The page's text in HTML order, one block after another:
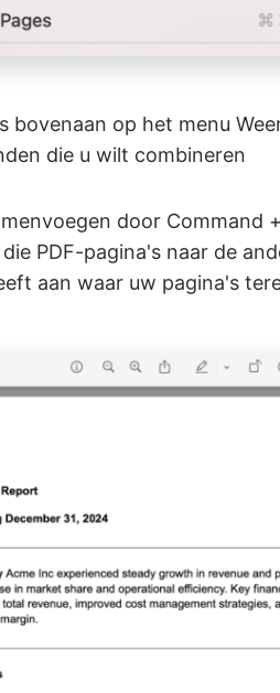
bovenaan op het menu
die u wilt combineren
door Command
PDF-pagina's naar de
aan waar uw pagina's